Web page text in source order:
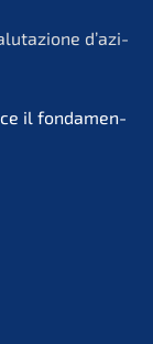
d’azi­
il fonda­men­